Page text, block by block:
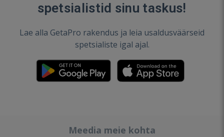
spetsialistid sinu taskus!
Lae alla GetaPro rakendus ja leia usaldusväärseid
spetsialiste igal ajal.
Meedia meie kohta